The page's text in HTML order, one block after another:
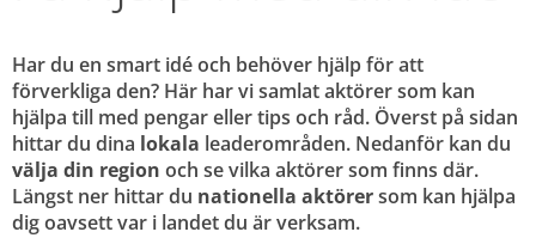
Har du en smart idé och behöver hjälp för att
förverkliga den? Här har vi samlat aktörer som kan
hjälpa till med pengar eller tips och råd. Överst på sidan
hittar du dina lokala
välja din region och se vilka aktörer som finns där.
Längst ner hittar du nationella aktörer som kan hjälpa
dig oavsett var i landet du är verksam.